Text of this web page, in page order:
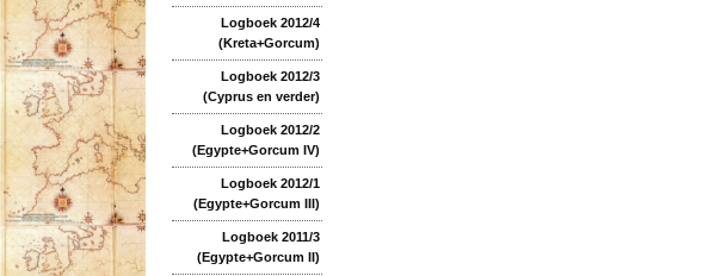
Logboek 2012/4
(Kreta+Gorcum)
Logboek 2012/3
(Cyprus en verder)
Logboek 2012/2
(Egypte+Gorcum IV)
Logboek 2012/1
(Egypte+Gorcum III)
Logboek 2011/3
(Egypte+Gorcum II)